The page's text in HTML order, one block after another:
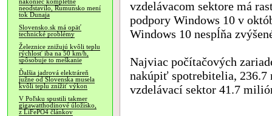
nakoniec kompletne
neodstavilo, Rumunsko mení
tok Dunaja
Slovensko.sk má opäť
technické problémy
Železnice znižujú kvôli teplu
rýchlosť iba na 50 km/h,
spôsobuje to meškanie
Ďalšia jadrová elektráreň
južne od Slovenska musela
kvôli teplu znížiť výkon
V Poľsku spustili takmer
gigawatthodinové úložisko,
z LiFePO4 článkov
vzdelávacom sektore má
podpory Windows 10 v
Windows 10 nespĺňa
Najviac počítačových
nakúpiť spotrebitelia,
vzdelávací sektor 41.7